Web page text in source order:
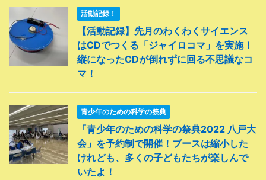
活動記録！
【活動記録】先月のわくわくサイエンス
はCDでつくる「ジャイロコマ」を実施！
縦になったCDが倒れずに回る不思議なコ
マ！
青少年のための科学の祭典
「青少年のための科学の祭典2022 八戸大
会」を予約制で開催！ブースは縮小した
けれども、多くの子どもたちが楽しんで
いたよ！